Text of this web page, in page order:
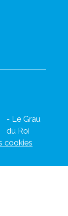
- Le Grau
du Roi
cookies